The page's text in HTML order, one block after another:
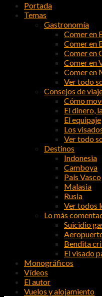
Portada
Temas
Gastronomía
Comer en
Comer en
Comer en
Comer en
Comer en
Ver todo
Consejos de
Cómo
El dinero,
El equipaje
Los
Ver todo
Destinos
Indonesia
Camboya
País Vasco
Malasia
Rusia
Ver todos
Lo más
Suicidio
Bendita
El visado
Monográficos
Vídeos
El autor
Vuelos y alojamiento